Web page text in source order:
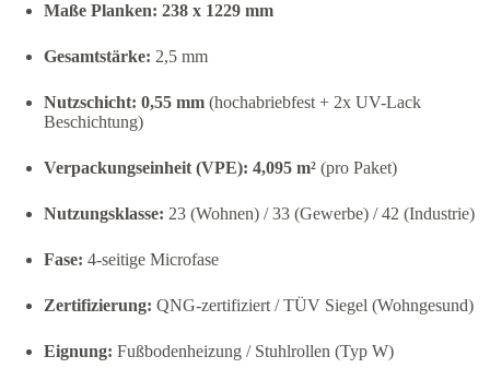
Maße Planken: 238 x 1229 mm
Gesamtstärke: 2,5 mm
Nutzschicht: 0,55 mm (hochabriebfest + 2x UV-Lack
Beschichtung)
Verpackungseinheit (VPE): 4,095 m² (pro Paket)
Nutzungsklasse: 23 (Wohnen) / 33 (Gewerbe) / 42 (Industrie)
Fase: 4-seitige Microfase
Zertifizierung: QNG-zertifiziert / TÜV Siegel (Wohngesund)
Eignung: Fußbodenheizung / Stuhlrollen (Typ W)